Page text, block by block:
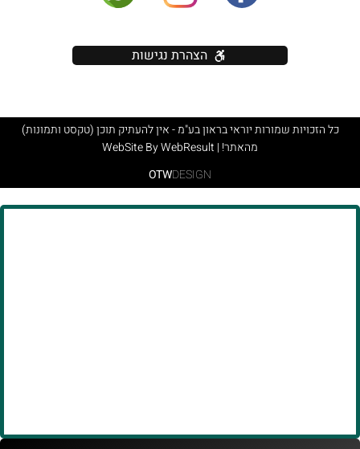
הצהרת נגישות
OTWDESIGN
כל הזכויות שמורות יוראי בראון בע"מ - אין להעתיק תוכן (טקסט ותמונות)
מהאתר! | WebSite By WebResult